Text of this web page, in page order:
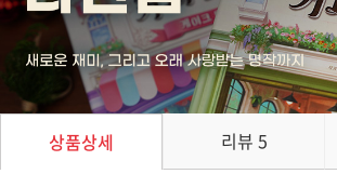
상품상세 리뷰 5